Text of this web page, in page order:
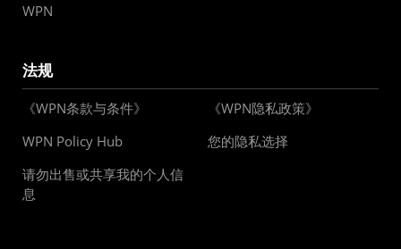
WPN
法规
《WPN条款与条件》
《WPN隐私政策》
WPN Policy Hub
您的隐私选择
请勿出售或共享我的个人信
息